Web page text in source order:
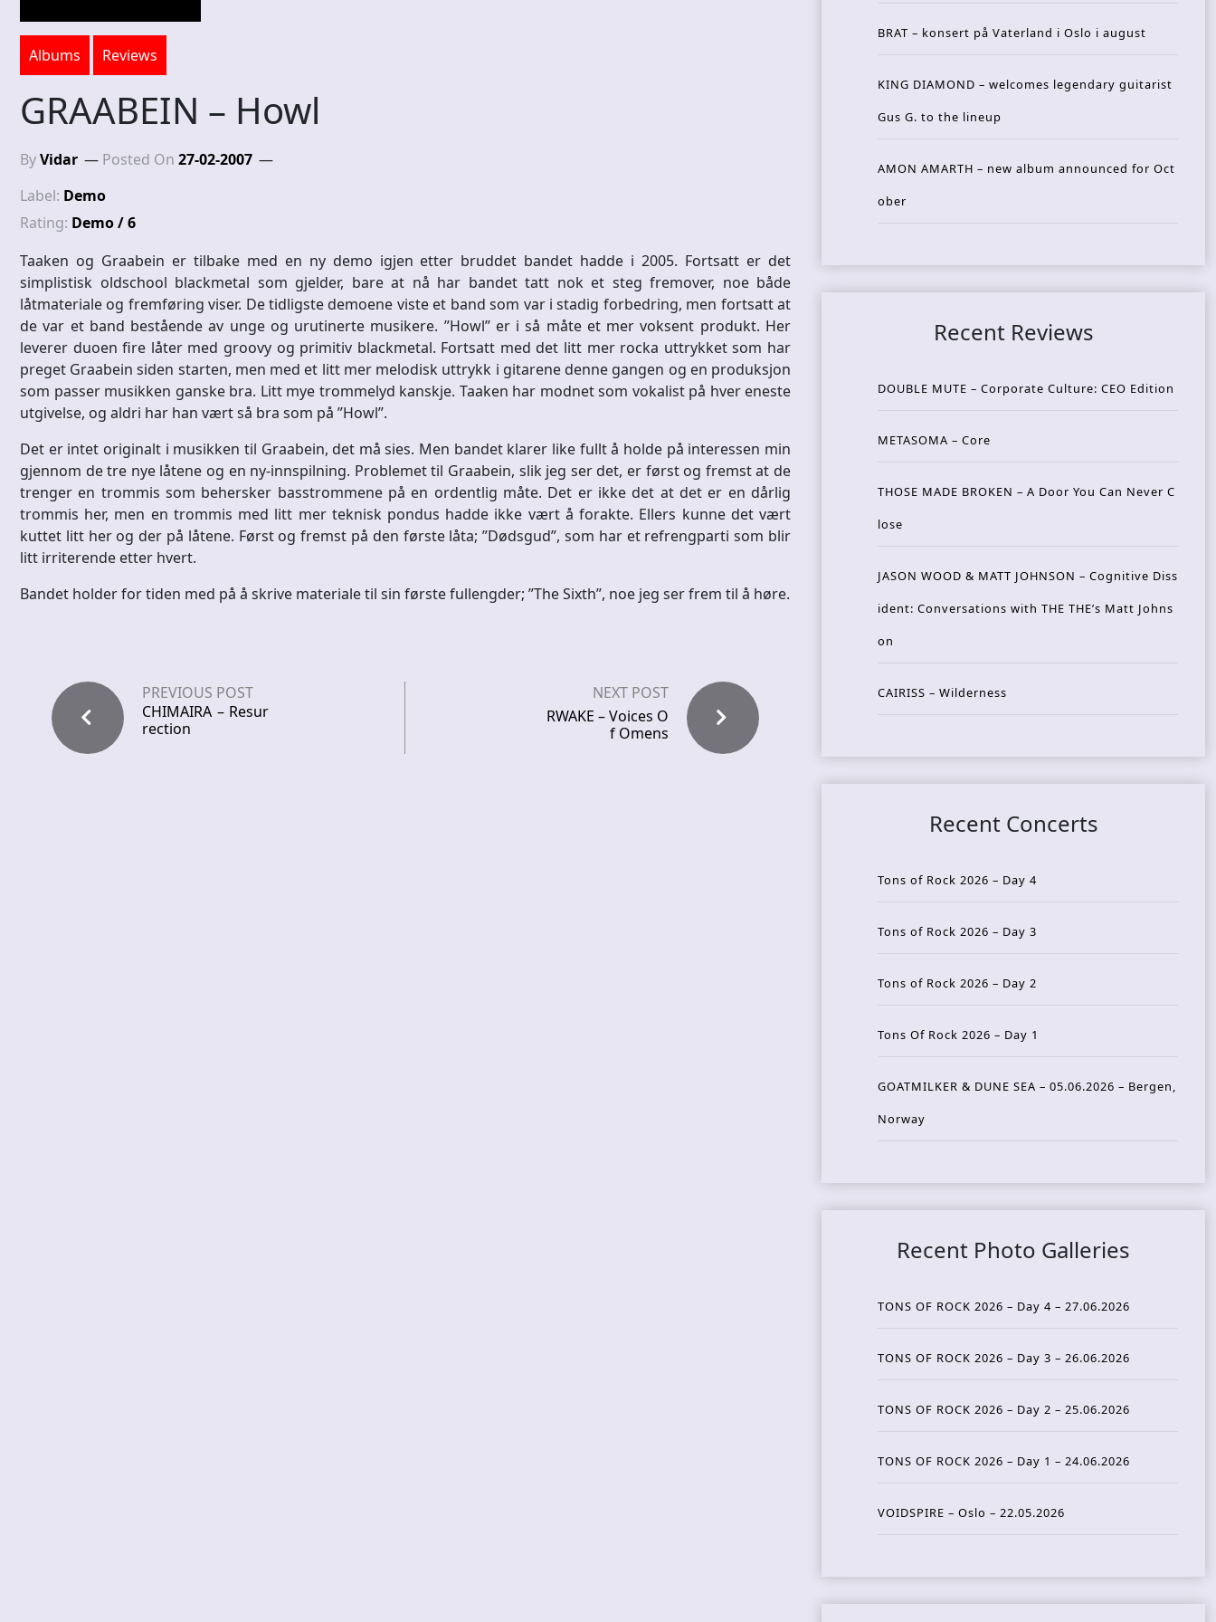
Albums Reviews
GRAABEIN – Howl
ByVidar Posted On 27-02-2007
Label: Demo
Rating: Demo / 6
Taaken og Graabein er tilbake med en ny demo igjen etter bruddet bandet hadde i 2005. Fortsatt er det
simplistisk oldschool blackmetal som gjelder, bare at nå har bandet tatt nok et steg fremover, noe både
låtmateriale og fremføring viser. De tidligste demoene viste et band som var i stadig forbedring, men fortsatt at
de var et band bestående av unge og urutinerte musikere. ”Howl” er i så måte et mer voksent produkt. Her
leverer duoen fire låter med groovy og primitiv blackmetal. Fortsatt med det litt mer rocka uttrykket som har
preget Graabein siden starten, men med et litt mer melodisk uttrykk i gitarene denne gangen og en produksjon
som passer musikken ganske bra. Litt mye trommelyd kanskje. Taaken har modnet som vokalist på hver eneste
utgivelse, og aldri har han vært så bra som på ”Howl”.
Det er intet originalt i musikken til Graabein, det må sies. Men bandet klarer like fullt å holde på interessen min
gjennom de tre nye låtene og en ny-innspilning. Problemet til Graabein, slik jeg ser det, er først og fremst at de
trenger en trommis som behersker basstrommene på en ordentlig måte. Det er ikke det at det er en dårlig
trommis her, men en trommis med litt mer teknisk pondus hadde ikke vært å forakte. Ellers kunne det vært
kuttet litt her og der på låtene. Først og fremst på den første låta; ”Dødsgud”, som har et refrengparti som blir
litt irriterende etter hvert.
Bandet holder for tiden med på å skrive materiale til sin første fullengder; ”The Sixth”, noe jeg ser frem til å høre.
PREVIOUS POST
CHIMAIRA – Resur
rection
NEXT POST
RWAKE – Voices O
f Omens
BRAT – konsert på Vaterland i Oslo i august
KING DIAMOND – welcomes legendary guitarist
Gus G. to the lineup
AMON AMARTH – new album announced for Oct
ober
Recent Reviews
DOUBLE MUTE – Corporate Culture: CEO Edition
METASOMA – Core
THOSE MADE BROKEN – A Door You Can Never C
lose
JASON WOOD & MATT JOHNSON – Cognitive Diss
ident: Conversations with THE THE’s Matt Johns
on
CAIRISS – Wilderness
Recent Concerts
Tons of Rock 2026 – Day 4
Tons of Rock 2026 – Day 3
Tons of Rock 2026 – Day 2
Tons Of Rock 2026 – Day 1
GOATMILKER & DUNE SEA – 05.06.2026 – Bergen,
Norway
Recent Photo Galleries
TONS OF ROCK 2026 – Day 4 – 27.06.2026
TONS OF ROCK 2026 – Day 3 – 26.06.2026
TONS OF ROCK 2026 – Day 2 – 25.06.2026
TONS OF ROCK 2026 – Day 1 – 24.06.2026
VOIDSPIRE – Oslo – 22.05.2026